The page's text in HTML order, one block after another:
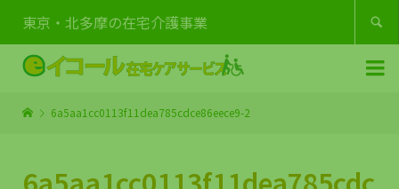
東京・北多摩の在宅介護事業 

6a5aa1cc0113f11dea785cdce86eece9-2